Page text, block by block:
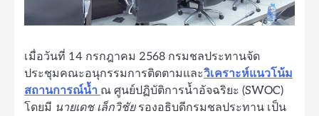
เมื่อวันที่ 14 กรกฎาคม 2568 กรมชลประทานจัด
ประชุมคณะอนุกรรมการติดตามและวิเคราะห์แนวโน้ม
สถานการณ์น้ำ ณ ศูนย์ปฏิบัติการน้ำอัจฉริยะ (SWOC)
โดยมี นายเดช เล็กวิชัยรองอธิบดีกรมชลประทาน เป็น